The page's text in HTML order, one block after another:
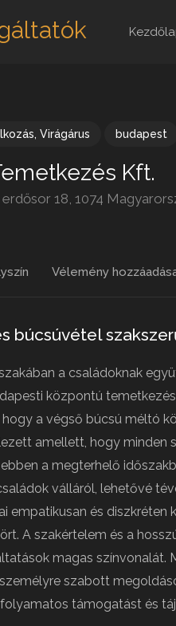
, Virágárus budapest
Kft.
18, 1074
Vélemény
búcsúvétel
a családoknak
központú
a végső búcsú méltó
amellett, hogy minden
a megterhelő
válláról, lehetővé
empatikusan és
A szakértelem és a
magas színvonalát.
szabott
támogatást és